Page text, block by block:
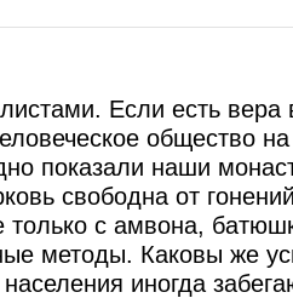
Если есть
общество
показали наши
свободна от
с амвона,
методы. Каковы же
иногда